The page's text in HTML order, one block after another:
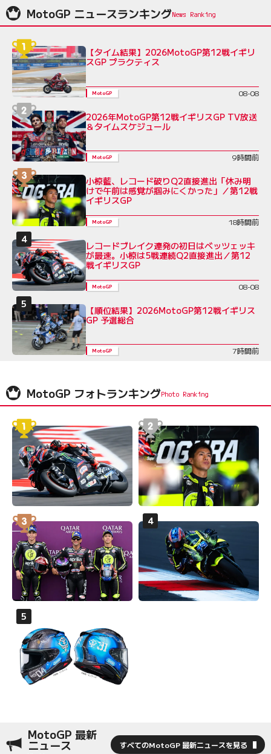
MotoGP ニュースランキング
【タイム結果】2026MotoGP第12戦イギリ
スGP プラクティス
MotoGP 08-08
2026年MotoGP第12戦イギリスGP TV放送
＆タイムスケジュール
MotoGP 9時間前
小椋藍、レコード破りQ2直接進出「休み明
けで午前は感覚が掴みにくかった」／第12戦
イギリスGP
MotoGP 18時間前
レコードブレイク連発の初日はベッツェッキ
が最速。小椋は5戦連続Q2直接進出／第12
戦イギリスGP
MotoGP 08-08
【順位結果】2026MotoGP第12戦イギリス
GP 予選総合
MotoGP 7時間前
MotoGP フォトランキング
MotoGP 最新
ニュース すべてのMotoGP 最新ニュースを見る